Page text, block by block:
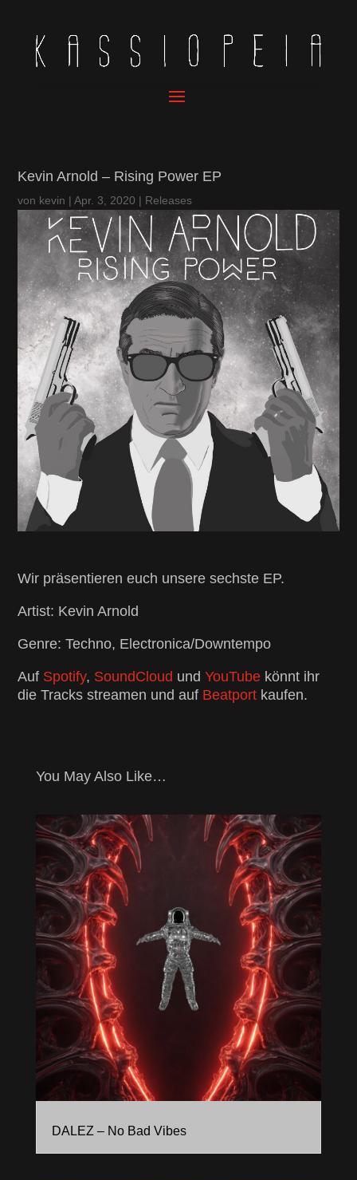
Kevin Arnold – Rising Power EP
von kevin |Apr. 3, 2020 | Releases
Wir präsentieren euch unsere sechste EP.
Artist: Kevin Arnold
Genre: Techno, Electronica/Downtempo
Auf Spotify, SoundCloud undYouTube könnt ihr
die Tracks streamen und auf Beatport kaufen.
You May Also Like…
DALEZ – No Bad Vibes